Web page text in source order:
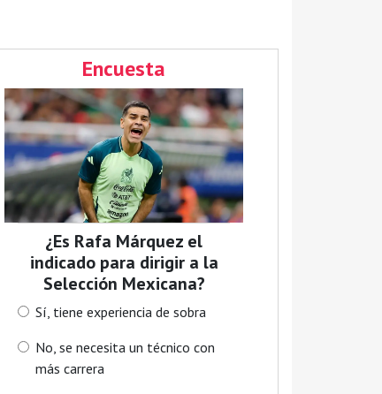
Encuesta
¿Es Rafa Márquez el
indicado para dirigir a la
Selección Mexicana?
Sí, tiene experiencia de sobra
No, se necesita un técnico con
más carrera